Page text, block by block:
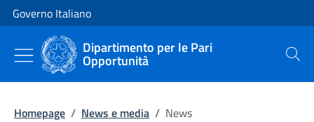
Vai al contenuto
Vai alla navigazione del sito
Governo Italiano
Dipartimento per le Pari
Opportunità Cerca
Homepage / News e media / News